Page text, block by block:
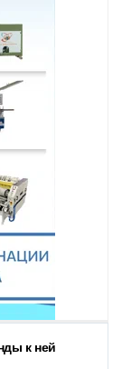
к ней